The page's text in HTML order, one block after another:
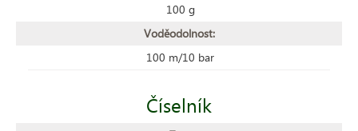
100 g
Voděodolnost:
100 m/10 bar
Číselník